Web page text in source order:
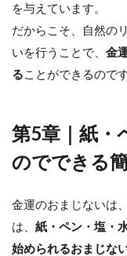
を与えています。
だからこそ、自然の
いを行うことで、 金
ることができるのです
第5章｜紙・
のでできる
金運のおまじないは
は、 紙・ペン・塩・
始められるおまじな